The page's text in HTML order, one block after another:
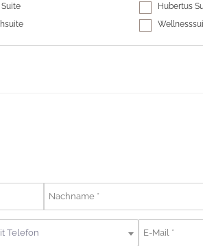
Hubertus
Telefon